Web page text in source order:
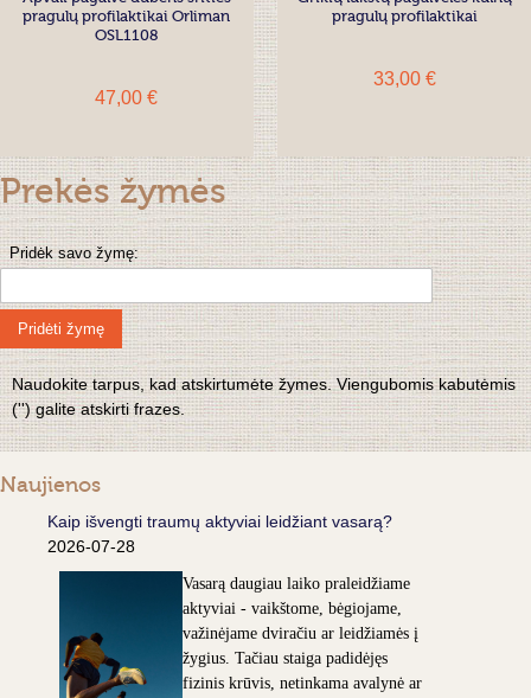
pragulų profilaktikai Orliman
OSL1108
47,00 €
pragulų profilaktikai
33,00 €
Prekės žymės
Pridėk savo žymę:
Pridėti žymę
Naudokite tarpus, kad atskirtumėte žymes. Viengubomis kabutėmis
('') galite atskirti frazes.
Naujienos
Kaip išvengti traumų aktyviai leidžiant vasarą?
2026-07-28
Vasarą daugiau laiko praleidžiame
aktyviai - vaikštome, bėgiojame,
važinėjame dviračiu ar leidžiamės į
žygius. Tačiau staiga padidėjęs
fizinis krūvis, netinkama avalynė ar